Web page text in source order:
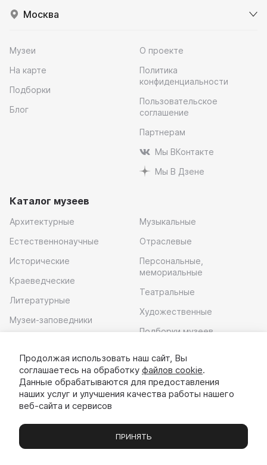
Москва
Музеи
На карте
Подборки
Блог
О проекте
Политика
конфиденциальности
Пользовательское
соглашение
Партнерам
Мы ВКонтакте
Мы В Дзене
Каталог музеев
Архитектурные
Естественнонаучные
Исторические
Краеведческие
Литературные
Музеи-заповедники
Музыкальные
Отраслевые
Персональные,
мемориальные
Театральные
Художественные
Подборки музеев
Скачать приложение
Музеи Выставки Экскурсии Чаты Вы
Продолжая использовать наш сайт, Вы
соглашаетесь на обработку файлов cookie.
Данные обрабатываются для предоставления
наших услуг и улучшения качества работы нашего
веб-сайта и сервисов
ПРИНЯТЬ